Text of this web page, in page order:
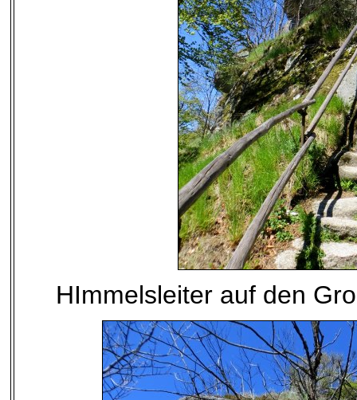
HImmelsleiter auf den